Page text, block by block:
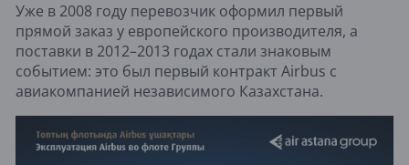
Уже в 2008 году перевозчик оформил первый
прямой заказ у европейского производителя, а
поставки в 2012–2013 годах стали знаковым
событием: это был первый контракт Airbus с
авиакомпанией независимого Казахстана.